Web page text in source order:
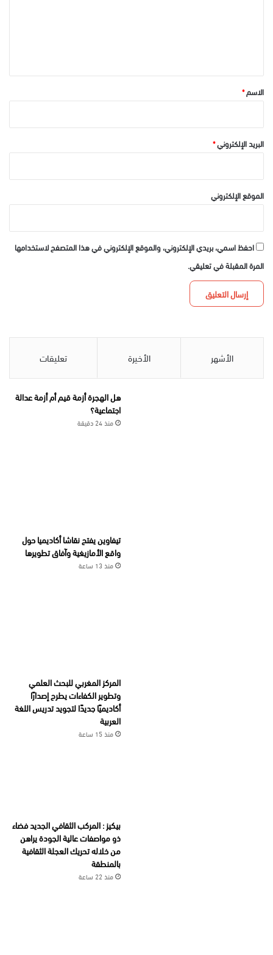
*الاسم*
البريد الإلكتروني*
الموقع الإلكتروني
احفظ اسمي، بريدي الإلكتروني، والموقع الإلكتروني في هذا المتصفح لاستخدامها
المرة المقبلة في تعليقي.
الأشهر الأخيرة تعليقات
هل الهجرة أزمة قيم أم أزمة عدالة
اجتماعية؟
منذ 24 دقيقة
تيفاوين يفتح نقاشا أكاديميا حول
واقع الأمازيغية وآفاق تطويرها
منذ 13 ساعة
المركز المغربي للبحث العلمي
وتطوير الكفاءات يطرح إصدارًا
أكاديميًا جديدًا لتجويد تدريس اللغة
العربية
منذ 15 ساعة
بيكيز : المركب الثقافي الجديد فضاء
ذو مواصفات عالية الجودة يراهن
من خلاله تحريك العجلة الثقافية
بالمنطقة
منذ 22 ساعة